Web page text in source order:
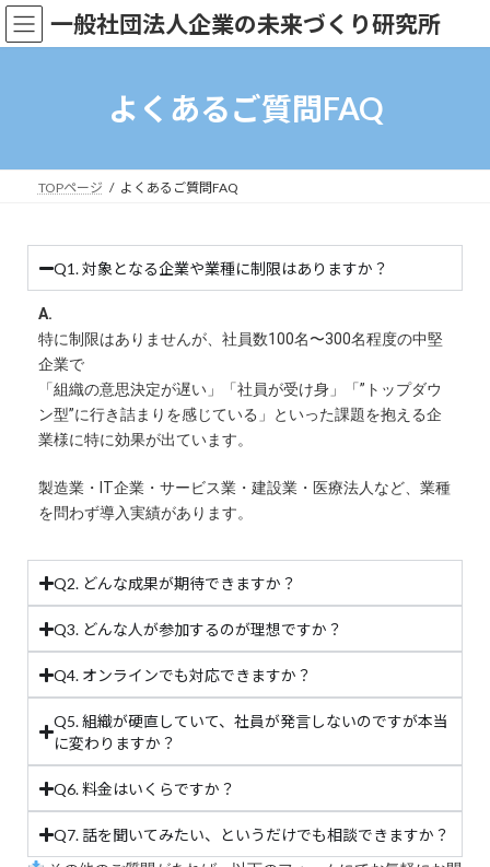
一般社団法人企業の未来づくり研究所
よくあるご質問FAQ
TOPページ よくあるご質問FAQ
Q1. 対象となる企業や業種に制限はありますか？
A.
特に制限はありませんが、社員数100名〜300名程度の中堅
企業で
「組織の意思決定が遅い」「社員が受け身」「”トップダウ
ン型”に行き詰まりを感じている」といった課題を抱える企
業様に特に効果が出ています。
製造業・IT企業・サービス業・建設業・医療法人など、業種
を問わず導入実績があります。
Q2. どんな成果が期待できますか？
Q3. どんな人が参加するのが理想ですか？
Q4. オンラインでも対応できますか？
Q5. 組織が硬直していて、社員が発言しないのですが本当
に変わりますか？
Q6. 料金はいくらですか？
Q7. 話を聞いてみたい、というだけでも相談できますか？